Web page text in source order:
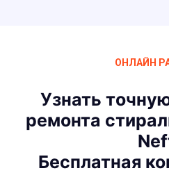
ОНЛАЙН
Узнать
ремонта
Бесплатная